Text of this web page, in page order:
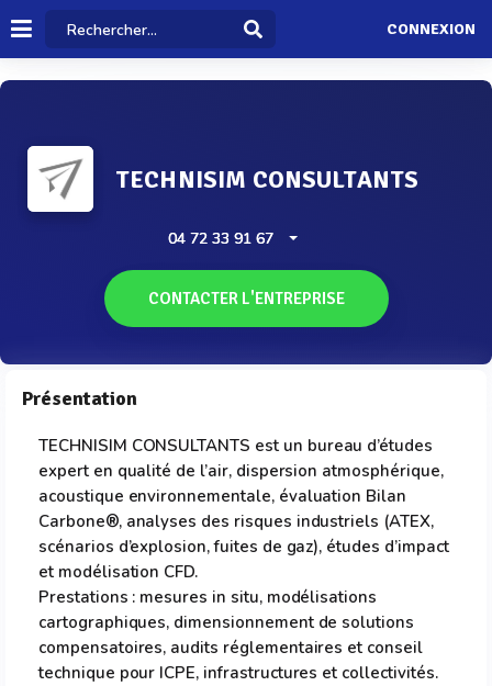
CONNEXION
TECHNISIM CONSULTANTS
04 72 33 91 67
CONTACTER L'ENTREPRISE
Présentation
TECHNISIM CONSULTANTS est un bureau d’études
expert en qualité de l’air, dispersion atmosphérique,
acoustique environnementale, évaluation Bilan
Carbone®, analyses des risques industriels (ATEX,
scénarios d’explosion, fuites de gaz), études d’impact
et modélisation CFD.
Prestations : mesures in situ, modélisations
cartographiques, dimensionnement de solutions
compensatoires, audits réglementaires et conseil
technique pour ICPE, infrastructures et collectivités.